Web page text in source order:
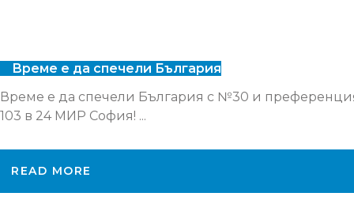
Време е да спечели България
Време е да спечели България с №30 и
103 в 24 МИР София! ...
READ MORE